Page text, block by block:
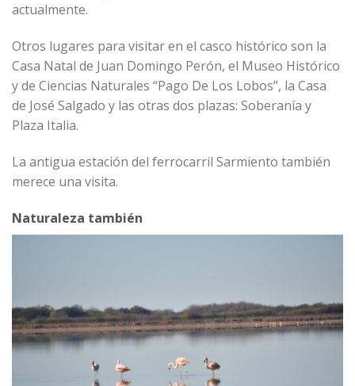
actualmente.
Otros lugares para visitar en el casco histórico son la
Casa Natal de Juan Domingo Perón, el Museo Histórico
y de Ciencias Naturales “Pago De Los Lobos”, la Casa
de José Salgado y las otras dos plazas: Soberanía y
Plaza Italia.
La antigua estación del ferrocarril Sarmiento también
merece una visita.
Naturaleza también